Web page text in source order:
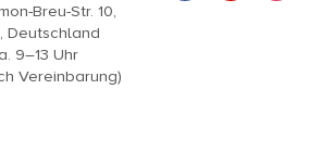
Breu-Str. 10,
Deutschland
9–13 Uhr
Vereinbarung)